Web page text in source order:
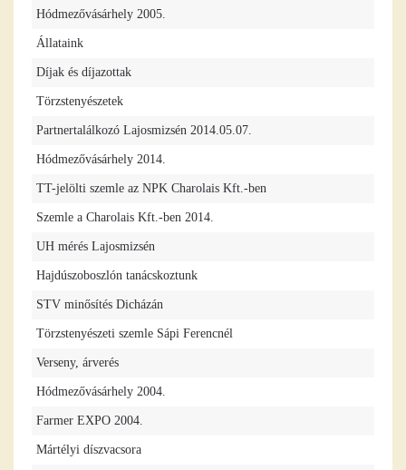
Hódmezővásárhely 2005.
Állataink
Díjak és díjazottak
Törzstenyészetek
Partnertalálkozó Lajosmizsén 2014.05.07.
Hódmezővásárhely 2014.
TT-jelölti szemle az NPK Charolais Kft.-ben
Szemle a Charolais Kft.-ben 2014.
UH mérés Lajosmizsén
Hajdúszoboszlón tanácskoztunk
STV minősítés Dicházán
Törzstenyészeti szemle Sápi Ferencnél
Verseny, árverés
Hódmezővásárhely 2004.
Farmer EXPO 2004.
Mártélyi díszvacsora